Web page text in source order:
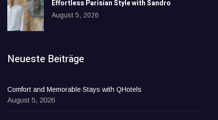
Effortless Parisian Style with Sandro
August 5, 2026
Neueste Beiträge
Comfort and Memorable Stays with QHotels
August 5, 2026